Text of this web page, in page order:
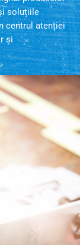
soluțiile
centrul atenției
și